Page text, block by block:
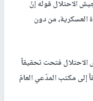
الاحتلال قوله إنّ
العسكرية، من دون
فتحت تحقيقاً
إلى مكتب المدّعي العامّ